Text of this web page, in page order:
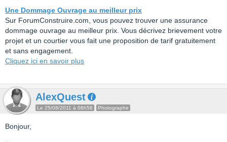
Une Dommage Ouvrage au meilleur prix
Sur ForumConstruire.com, vous pouvez trouver une assurance
dommage ouvrage au meilleur prix. Vous décrivez brievement votre
projet et un courtier vous fait une proposition de tarif gratuitement
et sans engagement.
Cliquez ici en savoir plus
AlexQuest
Le 25/08/2011 à 08h56 Photographe
Bonjour,